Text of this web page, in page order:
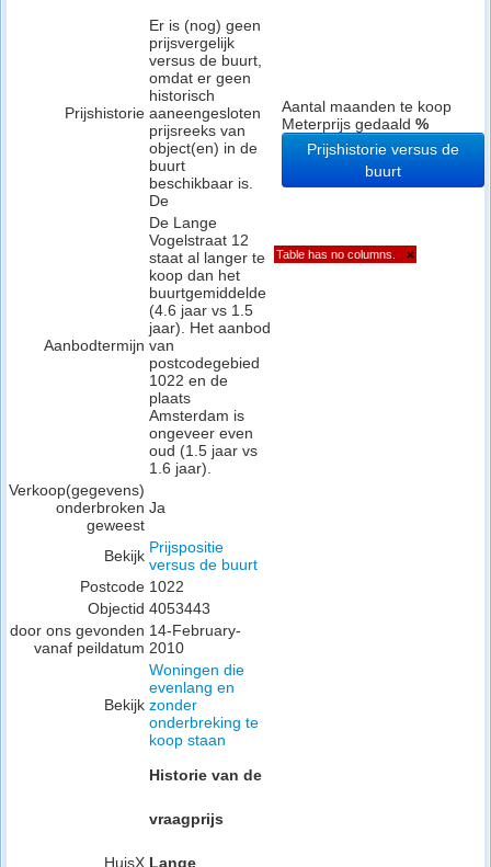
Prijshistorie
Er is (nog) geen
prijsvergelijk
versus de buurt,
omdat er geen
historisch
aaneengesloten
prijsreeks van
object(en) in de
buurt
beschikbaar is.
De
Aanbodtermijn
De Lange
Vogelstraat 12
staat al langer te
koop dan het
buurtgemiddelde
(4.6 jaar vs 1.5
jaar). Het aanbod
van
postcodegebied
1022 en de
plaats
Amsterdam is
ongeveer even
oud (1.5 jaar vs
1.6 jaar).
Verkoop(gegevens)
onderbroken
geweest
Ja
Bekijk Prijspositie
versus de buurt
Postcode 1022
Objectid 4053443
door ons gevonden
vanaf peildatum
14-February-
2010
Bekijk
Woningen die
evenlang en
zonder
onderbreking te
koop staan
HuisX
Historie van de
vraagprijs
Lange
Aantal maanden te koop
Meterprijs gedaald %
Prijshistorie versus de
buurt
Table has no columns. ×